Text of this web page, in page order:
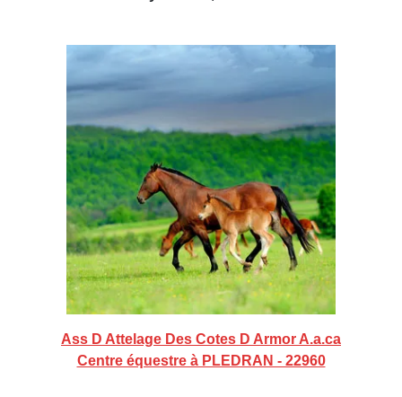
Ass D Attelage Des Cotes D Armor A.a.ca
Centre équestre à PLEDRAN - 22960